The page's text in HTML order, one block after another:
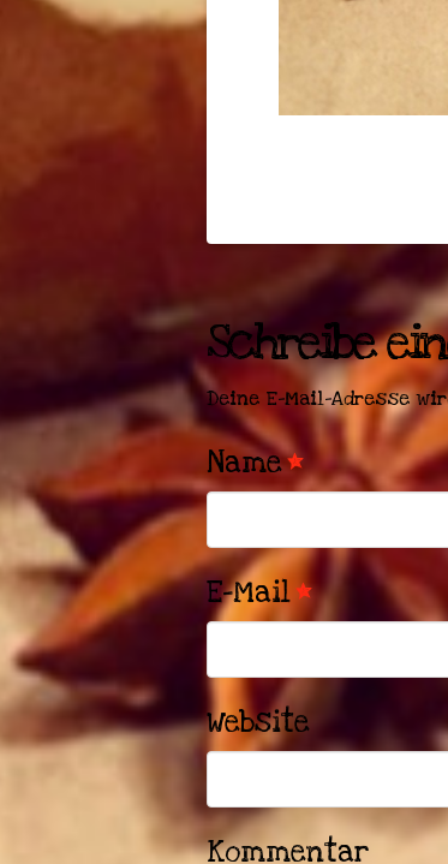
Schreibe
Deine E-Mail-Adresse
Name*
E-Mail*
Website
Kommentar